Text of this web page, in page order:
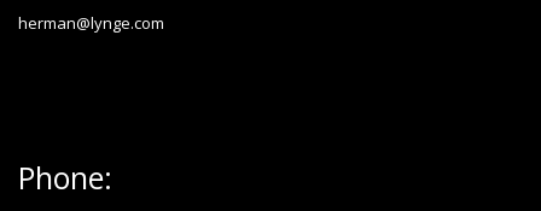
herman@lynge.com
Phone: